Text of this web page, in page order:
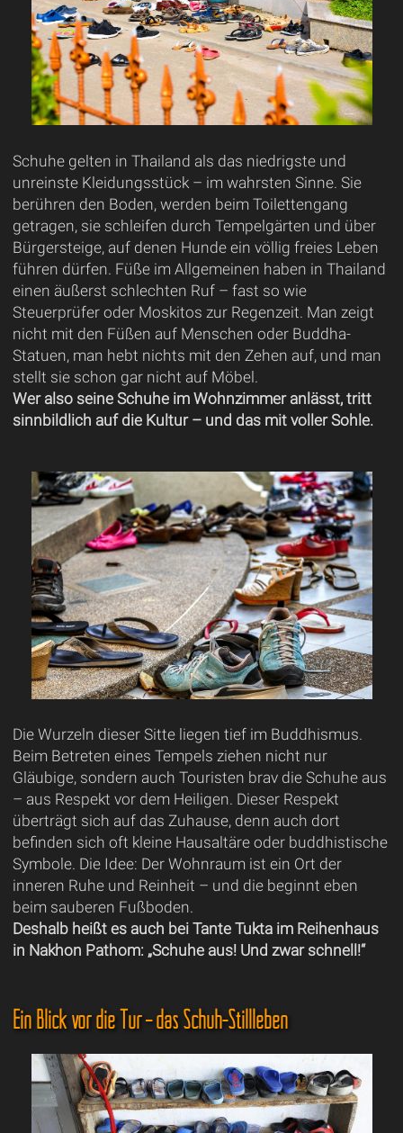
Schuhe gelten in Thailand als das niedrigste und
unreinste Kleidungsstück – im wahrsten Sinne. Sie
berühren den Boden, werden beim Toilettengang
getragen, sie schleifen durch Tempelgärten und über
Bürgersteige, auf denen Hunde ein völlig freies Leben
führen dürfen. Füße im Allgemeinen haben in Thailand
einen äußerst schlechten Ruf – fast so wie
Steuerprüfer oder Moskitos zur Regenzeit. Man zeigt
nicht mit den Füßen auf Menschen oder Buddha-
Statuen, man hebt nichts mit den Zehen auf, und man
stellt sie schon gar nicht auf Möbel.
Wer also seine Schuhe im Wohnzimmer anlässt, tritt
sinnbildlich auf die Kultur – und das mit voller Sohle.
Die Wurzeln dieser Sitte liegen tief im Buddhismus.
Beim Betreten eines Tempels ziehen nicht nur
Gläubige, sondern auch Touristen brav die Schuhe aus
– aus Respekt vor dem Heiligen. Dieser Respekt
überträgt sich auf das Zuhause, denn auch dort
befinden sich oft kleine Hausaltäre oder buddhistische
Symbole. Die Idee: Der Wohnraum ist ein Ort der
inneren Ruhe und Reinheit – und die beginnt eben
beim sauberen Fußboden.
Deshalb heißt es auch bei Tante Tukta im Reihenhaus
in Nakhon Pathom: „Schuhe aus! Und zwar schnell!“
Ein Blick vor die Tür – das Schuh-Stillleben